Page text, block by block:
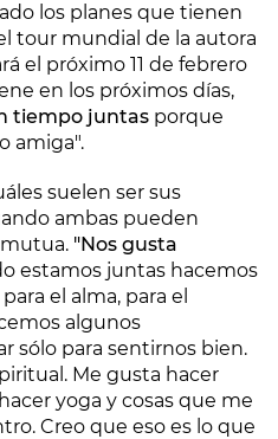
los planes que tienen
tour mundial de la autora
el próximo 11 de febrero
en los próximos días,
tiempo juntas porque
amiga".
suelen ser sus
ambas pueden
"Nos gusta
estamos juntas hacemos
el alma, para el
algunos
sólo para sentirnos bien.
Me gusta hacer
yoga y cosas que me
Creo que eso es lo que